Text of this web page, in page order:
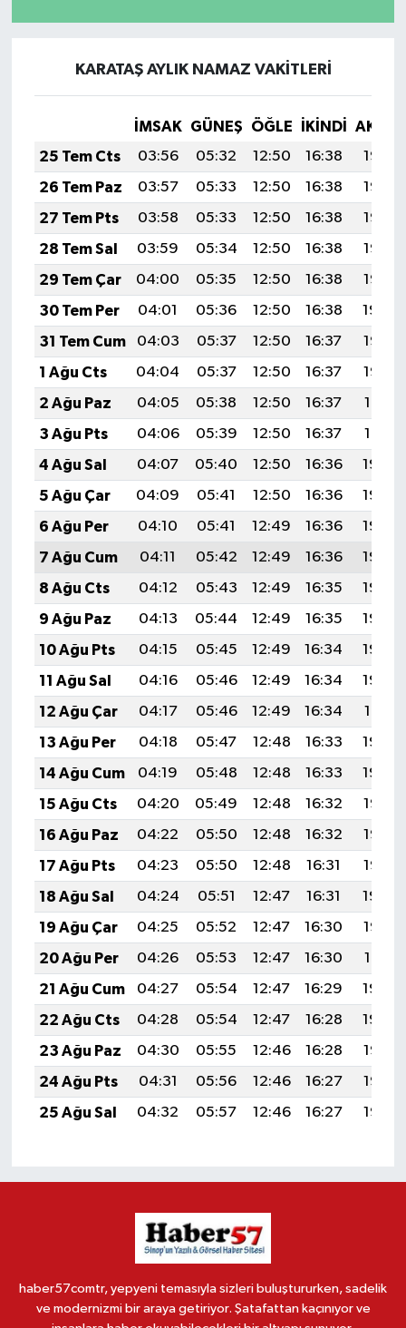
KARATAŞ AYLIK NAMAZ VAKITLERI
İMSAK GÜNEŞ ÖĞLE İKINDI
25 Tem Cts
03:56 05:32 12:50 16:38
19:58
26 Tem Paz
03:57 05:33 12:50 16:38
19:57
27 Tem Pts
03:58 05:33 12:50 16:38
19:57
28 Tem Sal
03:59 05:34 12:50 16:38
19:56
29 Tem Çar
04:00 05:35 12:50 16:38
19:55
30 Tem Per
04:01 05:36 12:50 16:38
19:54
31 Tem Cum
04:03 05:37 12:50 16:37
19:53
1 Ağu Cts
04:04 05:37 12:50 16:37
19:52
2 Ağu Paz
04:05 05:38 12:50 16:37
19:51
3 Ağu Pts
04:06 05:39 12:50 16:37
19:51
4 Ağu Sal
04:07 05:40 12:50 16:36
19:50
5 Ağu Çar
04:09 05:41 12:50 16:36
19:49
6 Ağu Per
04:10 05:41 12:49 16:36
19:48
7 Ağu Cum
04:11 05:42 12:49 16:36
19:46
8 Ağu Cts
04:12 05:43 12:49 16:35
19:45
9 Ağu Paz
04:13 05:44 12:49 16:35
19:44
10 Ağu Pts
04:15 05:45 12:49 16:34
19:43
11 Ağu Sal
04:16 05:46 12:49 16:34
19:42
12 Ağu Çar
04:17 05:46 12:49 16:34
19:41
13 Ağu Per
04:18 05:47 12:48 16:33
19:40
14 Ağu Cum
04:19 05:48 12:48 16:33
19:39
15 Ağu Cts
04:20 05:49 12:48 16:32
19:37
16 Ağu Paz
04:22 05:50 12:48 16:32
19:36
17 Ağu Pts
04:23 05:50 12:48 16:31
19:35
18 Ağu Sal
04:24 05:51 12:47 16:31
19:34
19 Ağu Çar
04:25 05:52 12:47 16:30
19:32
20 Ağu Per
04:26 05:53 12:47 16:30
19:31
21 Ağu Cum
04:27 05:54 12:47 16:29
19:30
22 Ağu Cts
04:28 05:54 12:47 16:28
19:29
23 Ağu Paz
04:30 05:55 12:46 16:28
19:27
24 Ağu Pts
04:31 05:56 12:46 16:27
19:26
25 Ağu Sal
04:32 05:57 12:46 16:27 19:25
haber57comtr, yepyeni temasıyla sizleri buluştururken, sadelik
ve modernizmi bir araya getiriyor. Şatafattan kaçınıyor ve